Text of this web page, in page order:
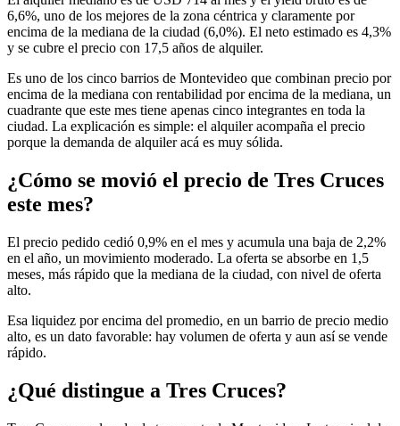
6,6%, uno de los mejores de la zona céntrica y claramente por
encima de la mediana de la ciudad (6,0%). El neto estimado es 4,3%
y se cubre el precio con 17,5 años de alquiler.
Es uno de los cinco barrios de Montevideo que combinan precio por
encima de la mediana con rentabilidad por encima de la mediana, un
cuadrante que este mes tiene apenas cinco integrantes en toda la
ciudad. La explicación es simple: el alquiler acompaña el precio
porque la demanda de alquiler acá es muy sólida.
¿Cómo se movió el precio de Tres Cruces
este mes?
El precio pedido cedió 0,9% en el mes y acumula una baja de 2,2%
en el año, un movimiento moderado. La oferta se absorbe en 1,5
meses, más rápido que la mediana de la ciudad, con nivel de oferta
alto.
Esa liquidez por encima del promedio, en un barrio de precio medio
alto, es un dato favorable: hay volumen de oferta y aun así se vende
rápido.
¿Qué distingue a Tres Cruces?